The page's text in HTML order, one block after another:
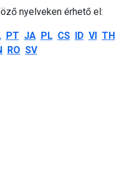
nyelveken érhető el:
PT JA PL CS ID VI TH
RO SV